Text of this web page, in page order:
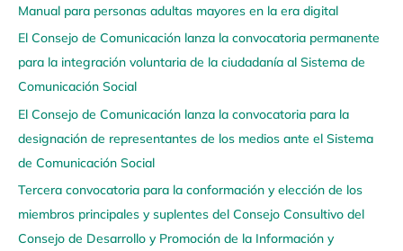
Manual para personas adultas mayores en la era digital
El Consejo de Comunicación lanza la convocatoria permanente
para la integración voluntaria de la ciudadanía al Sistema de
Comunicación Social
El Consejo de Comunicación lanza la convocatoria para la
designación de representantes de los medios ante el Sistema
de Comunicación Social
Tercera convocatoria para la conformación y elección de los
miembros principales y suplentes del Consejo Consultivo del
Consejo de Desarrollo y Promoción de la Información y
e
g
a
a
q
u
í